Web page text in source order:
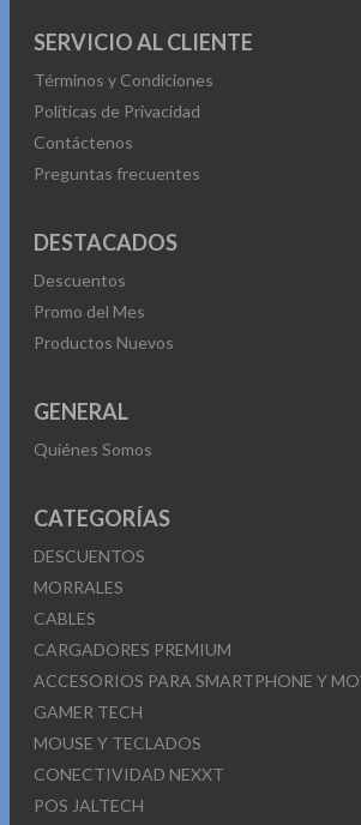
SERVICIO AL CLIENTE
Términos y Condiciones
Políticas de Privacidad
Contáctenos
Preguntas frecuentes
DESTACADOS
Descuentos
Promo del Mes
Productos Nuevos
GENERAL
Quiénes Somos
CATEGORÍAS
DESCUENTOS
MORRALES
CABLES
CARGADORES PREMIUM
ACCESORIOS PARA SMARTPHONE Y
GAMER TECH
MOUSE Y TECLADOS
CONECTIVIDAD NEXXT
POS JALTECH